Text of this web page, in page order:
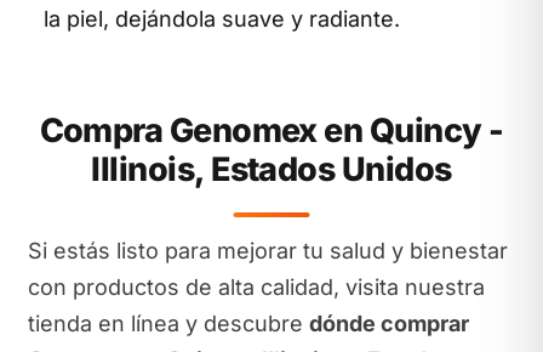
la piel, dejándola suave y radiante.
Compra Genomex en Quincy -
Illinois, Estados Unidos
Si estás listo para mejorar tu salud y bienestar
con productos de alta calidad, visita nuestra
tienda en línea y descubre dónde comprar